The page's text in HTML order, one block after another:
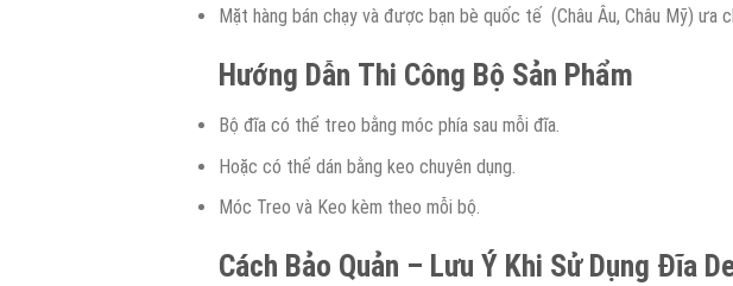
Mặt hàng bán chạy và được bạn bè quốc tế (Châu Âu, Châu Mỹ) ưa
Hướng Dẫn Thi Công Bộ Sản Phẩm
Bộ đĩa có thể treo bằng móc phía sau mỗi đĩa.
Hoặc có thể dán bằng keo chuyên dụng.
Móc Treo và Keo kèm theo mỗi bộ.
Cách Bảo Quản – Lưu Ý Khi Sử Dụng Đĩa